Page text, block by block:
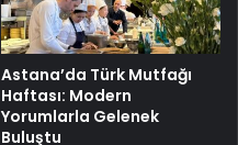
Astana’da Türk Mutfağı
Haftası: Modern
Yorumlarla Gelenek
Buluştu